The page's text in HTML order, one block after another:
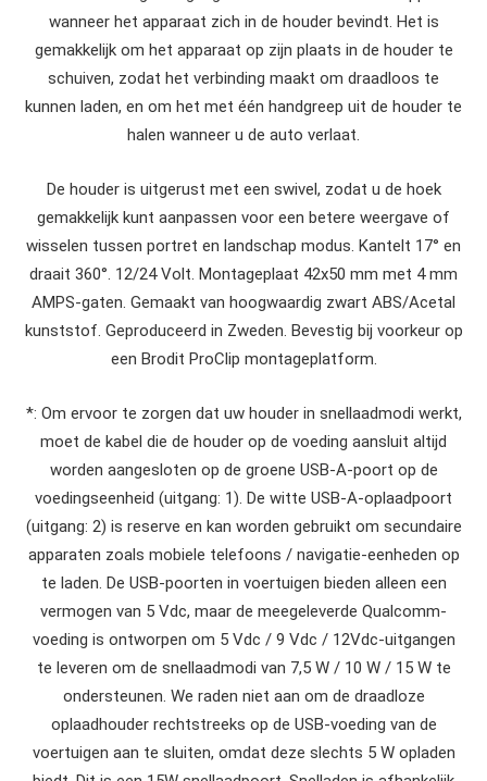
wanneer het apparaat zich in de houder bevindt. Het is
gemakkelijk om het apparaat op zijn plaats in de houder te
schuiven, zodat het verbinding maakt om draadloos te
kunnen laden, en om het met één handgreep uit de houder te
halen wanneer u de auto verlaat.
De houder is uitgerust met een swivel, zodat u de hoek
gemakkelijk kunt aanpassen voor een betere weergave of
wisselen tussen portret en landschap modus. Kantelt 17° en
draait 360°. 12/24 Volt. Montageplaat 42x50 mm met 4 mm
AMPS-gaten. Gemaakt van hoogwaardig zwart ABS/Acetal
kunststof. Geproduceerd in Zweden. Bevestig bij voorkeur op
een Brodit ProClip montageplatform.
*: Om ervoor te zorgen dat uw houder in snellaadmodi werkt,
moet de kabel die de houder op de voeding aansluit altijd
worden aangesloten op de groene USB-A-poort op de
voedingseenheid (uitgang: 1). De witte USB-A-oplaadpoort
(uitgang: 2) is reserve en kan worden gebruikt om secundaire
apparaten zoals mobiele telefoons / navigatie-eenheden op
te laden. De USB-poorten in voertuigen bieden alleen een
vermogen van 5 Vdc, maar de meegeleverde Qualcomm-
voeding is ontworpen om 5 Vdc / 9 Vdc / 12Vdc-uitgangen
te leveren om de snellaadmodi van 7,5 W / 10 W / 15 W te
ondersteunen. We raden niet aan om de draadloze
oplaadhouder rechtstreeks op de USB-voeding van de
voertuigen aan te sluiten, omdat deze slechts 5 W opladen